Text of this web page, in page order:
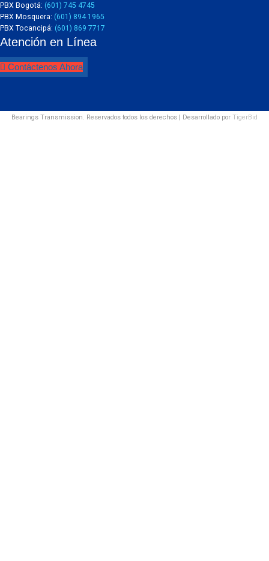
PBX Bogotá: (601) 745 4745
PBX Mosquera: (601) 894 1965
PBX Tocancipá: (601) 869 7717
Atención en Línea
Contáctenos Ahora
Bearings Transmission. Reservados todos los derechos | Desarrollado por TigerBid